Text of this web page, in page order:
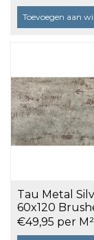
Toevoegen aan
Tau Metal
60x120
m²
€49,95 per M²